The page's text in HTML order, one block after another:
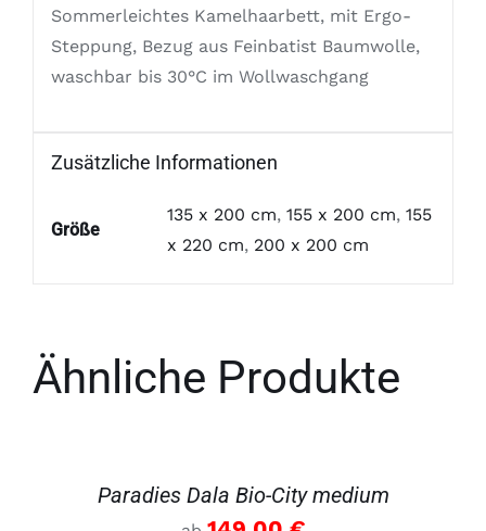
Sommerleichtes Kamelhaarbett, mit Ergo-
Steppung, Bezug aus Feinbatist Baumwolle,
waschbar bis 30°C im Wollwaschgang
Zusätzliche Informationen
Größe
135 x 200 cm, 155 x 200 cm, 155
x 220 cm, 200 x 200 cm
Ähnliche Produkte
Paradies Dala Bio-City medium